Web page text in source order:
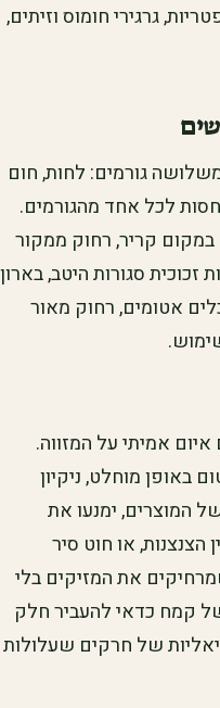
גרגירי חומוס וזיתים,
גורמים: לחות, חום
לכל אחד מהגורמים.
קריר, רחוק ממקור
סגורות היטב, בארון
אטומים, רחוק מאור
אמיתי על המזווה.
באופן מוחלט, ניקיון
המוצרים, ימנעו את
הצנצנות, או חוט סיר
את המזיקים בלי
קמח כדאי להעביר חלק
של חרקים שעלולות